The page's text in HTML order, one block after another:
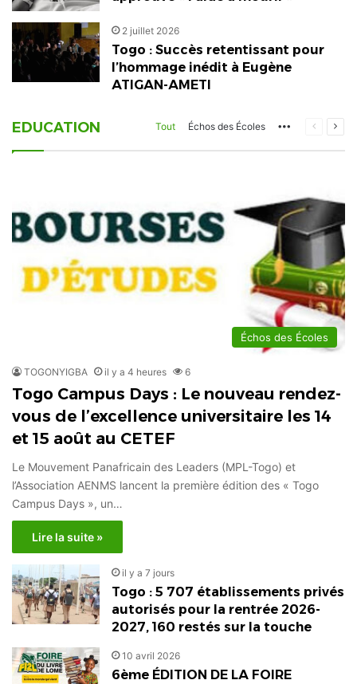
2 juillet 2026
Togo : Succès retentissant pour
l’hommage inédit à Eugène
ATIGAN-AMETI
EDUCATION Tout Échos des Écoles MorePage
Échos des Écoles
TOGONYIGBA il y a 4 heures 6
Togo Campus Days : Le nouveau rendez-
vous de l’excellence universitaire les 14
et 15 août au CETEF
Le Mouvement Panafricain des Leaders (MPL-Togo) et
l’Association AENMS lancent la première édition des « Togo
Campus Days », un…
Lire la suite »
il y a 7 jours
Togo : 5 707 établissements privés
autorisés pour la rentrée 2026-
2027, 160 restés sur la touche
10 avril 2026
6ème ÉDITION DE LA FOIRE